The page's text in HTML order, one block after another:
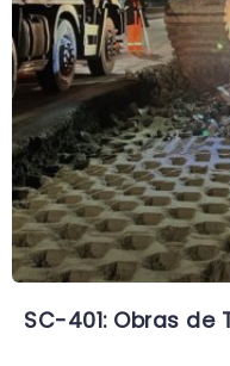
SC-401: Obras de